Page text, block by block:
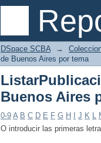
DSpace SCBA →
de Buenos Aires por tema
Buenos Aires
0-9 A B C D E F G H J K L
O introducir las primeras